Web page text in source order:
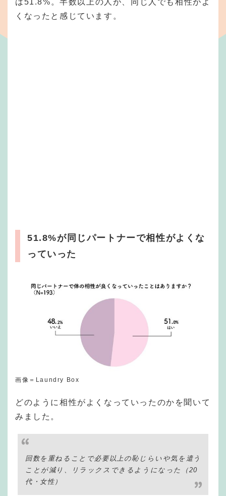
くなったと感じています。
51.8%が同じパートナーで相性がよくな
っていった
画像＝Laundry Box
どのように相性がよくなっていったのかを聞いて
みました。
回数を重ねることで必要以上の恥じらいや気を遣う
ことが減り、リラックスできるようになった（20
代・女性）